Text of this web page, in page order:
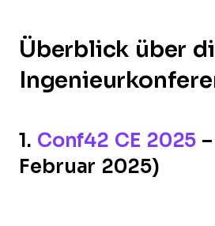
Überblick über
1. Conf42 CE 2025
Februar 2025)